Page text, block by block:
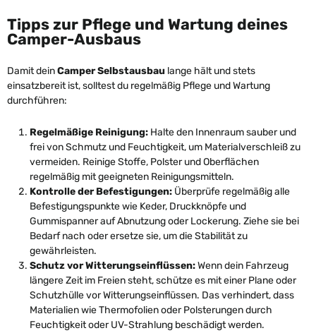
Tipps zur Pflege und Wartung deines
Camper-Ausbaus
Damit deinCamper Selbstausbau lange hält und stets
einsatzbereit ist, solltest du regelmäßig Pflege und Wartung
durchführen:
Regelmäßige Reinigung: Halte den Innenraum sauber und
frei von Schmutz und Feuchtigkeit, um Materialverschleiß zu
vermeiden. Reinige Stoffe, Polster und Oberflächen
regelmäßig mit geeigneten Reinigungsmitteln.
Kontrolle der Befestigungen: Überprüfe regelmäßig alle
Befestigungspunkte wie Keder, Druckknöpfe und
Gummispanner auf Abnutzung oder Lockerung. Ziehe sie bei
Bedarf nach oder ersetze sie, um die Stabilität zu
gewährleisten.
Schutz vor Witterungseinflüssen:Wenn dein Fahrzeug
längere Zeit im Freien steht, schütze es mit einer Plane oder
Schutzhülle vor Witterungseinflüssen. Das verhindert, dass
Materialien wie Thermofolien oder Polsterungen durch
Feuchtigkeit oder UV-Strahlung beschädigt werden.